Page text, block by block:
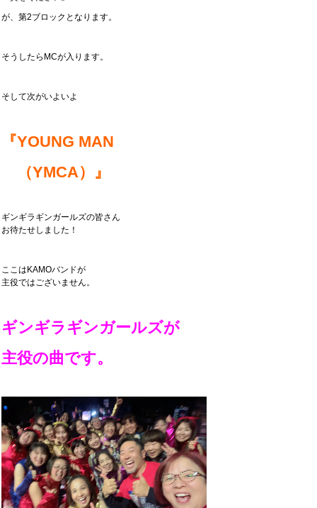
が、第2ブロックとなります。
そうしたらMCが入ります。
そして次がいよいよ
『YOUNG MAN
（YMCA）』
ギンギラギンガールズの皆さん
お待たせしました！
ここはKAMOバンドが
主役ではございません。
ギンギラギンガールズが
主役の曲です。